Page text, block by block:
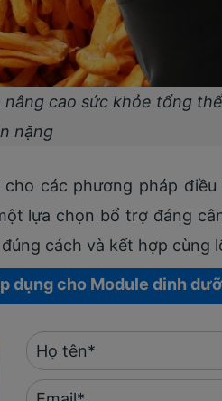
cao sức khỏe tổng
nặng
các phương pháp
lựa chọn bổ trợ đáng
cách và kết hợp cùng
dụng cho Module dinh